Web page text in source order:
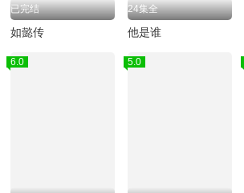
已完结
如懿传
24集全
他是谁
6.0 5.0